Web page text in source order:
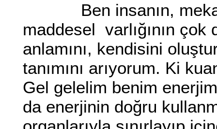
Ben insanın,
maddesel varlığının
anlamını, kendisini
tanımını arıyorum. Ki
Gel gelelim benim
da enerjinin doğru